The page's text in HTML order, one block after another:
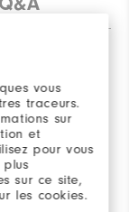
vous
traceurs.
sur
et
pour vous
plus
sur ce site,
les cookies.